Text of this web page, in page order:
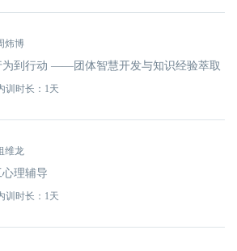
炜博
为到行动 ——团体智慧开发与知识经验萃取
训时长：1天
维龙
心理辅导
训时长：1天